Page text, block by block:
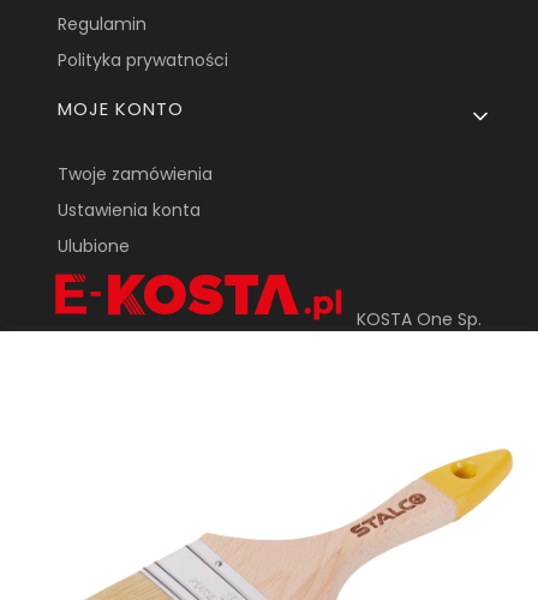
Regulamin
Polityka prywatności
MOJE KONTO
Twoje zamówienia
Ustawienia konta
Ulubione
KOSTA One Sp.